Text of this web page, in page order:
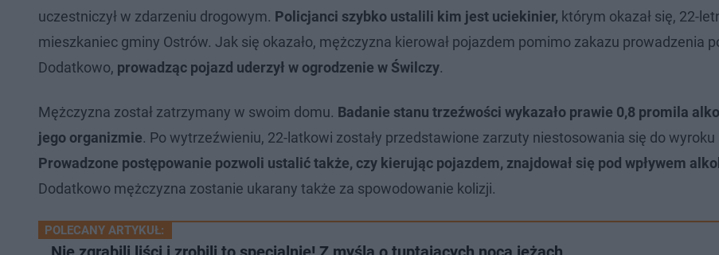
uczestniczył w zdarzeniu drogowym. Policjanci szybko ustalili kim jest uciekinier, którym okazał się, 22-
mieszkaniec gminy Ostrów. Jak się okazało, mężczyzna kierował pojazdem pomimo zakazu prowadzenia
Dodatkowo, prowadząc pojazd uderzył w ogrodzenie w Świlczy.
Mężczyzna został zatrzymany w swoim domu. Badanie stanu trzeźwości wykazało prawie 0,8 promila
jego organizmie. Po wytrzeźwieniu, 22-latkowi zostały przedstawione zarzuty niestosowania się do wyroku
Prowadzone postępowanie pozwoli ustalić także, czy kierując pojazdem, znajdował się pod wpływem
Dodatkowo mężczyzna zostanie ukarany także za spowodowanie kolizji.
POLECANY ARTYKUŁ: